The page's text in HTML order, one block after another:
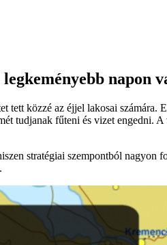
napon
közzé az éjjel lakosai
tudjanak fűteni és vizet engedni.
stratégiai szempontból